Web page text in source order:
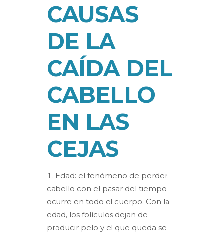
CAUSAS
DE LA
CAÍDA DEL
CABELLO
EN LAS
CEJAS
Edad: el fenómeno de perder
cabello con el pasar del tiempo
ocurre en todo el cuerpo. Con la
edad, los folículos dejan de
producir pelo y el que queda se